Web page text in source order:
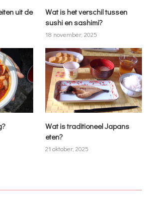
uit de
Wat is het verschil tussen
sushi en sashimi?
18 november, 2025
Wat is traditioneel Japans
eten?
21 oktober, 2025